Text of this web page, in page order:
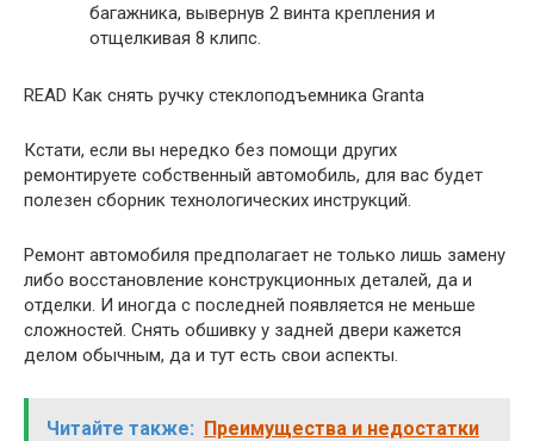
багажника, вывернув 2 винта крепления и
отщелкивая 8 клипс.
READ Как снять ручку стеклоподъемника Granta
Кстати, если вы нередко без помощи других
ремонтируете собственный автомобиль, для вас будет
полезен сборник технологических инструкций.
Ремонт автомобиля предполагает не только лишь замену
либо восстановление конструкционных деталей, да и
отделки. И иногда с последней появляется не меньше
сложностей. Снять обшивку у задней двери кажется
делом обычным, да и тут есть свои аспекты.
Читайте также: Преимущества и недостатки